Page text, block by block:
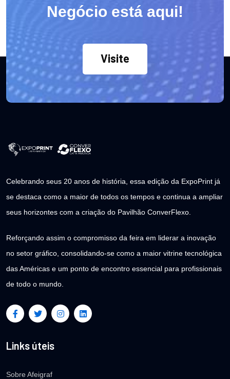
Negócio está aqui!
Visite
Celebrando seus 20 anos de história, essa edição da ExpoPrint já
se destaca como a maior de todos os tempos e continua a ampliar
seus horizontes com a criação do Pavilhão ConverFlexo.
Reforçando assim o compromisso da feira em liderar a inovação
no setor gráfico, consolidando-se como a maior vitrine tecnológica
das Américas e um ponto de encontro essencial para profissionais
de todo o mundo.
Links úteis
Sobre Afeigraf